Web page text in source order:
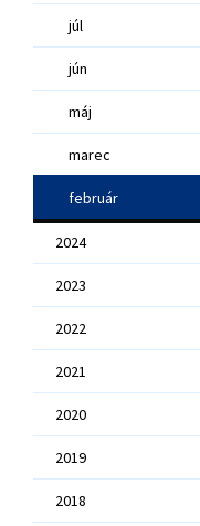
júl
jún
máj
marec
február
2024
2023
2022
2021
2020
2019
2018